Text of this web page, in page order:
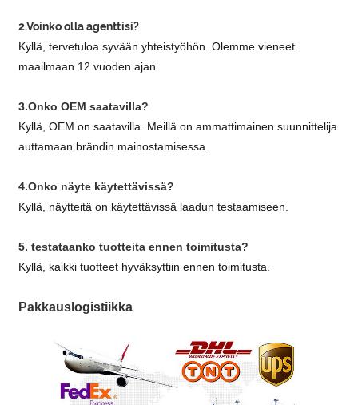
2.Voinko olla agenttisi?
Kyllä, tervetuloa syvään yhteistyöhön. Olemme vieneet
maailmaan 12 vuoden ajan.
3.Onko OEM saatavilla?
Kyllä, OEM on saatavilla. Meillä on ammattimainen suunnittelija
auttamaan brändin mainostamisessa.
4.Onko näyte käytettävissä?
Kyllä, näytteitä on käytettävissä laadun testaamiseen.
5. testataanko tuotteita ennen toimitusta?
Kyllä, kaikki tuotteet hyväksyttiin ennen toimitusta.
Pakkauslogistiikka